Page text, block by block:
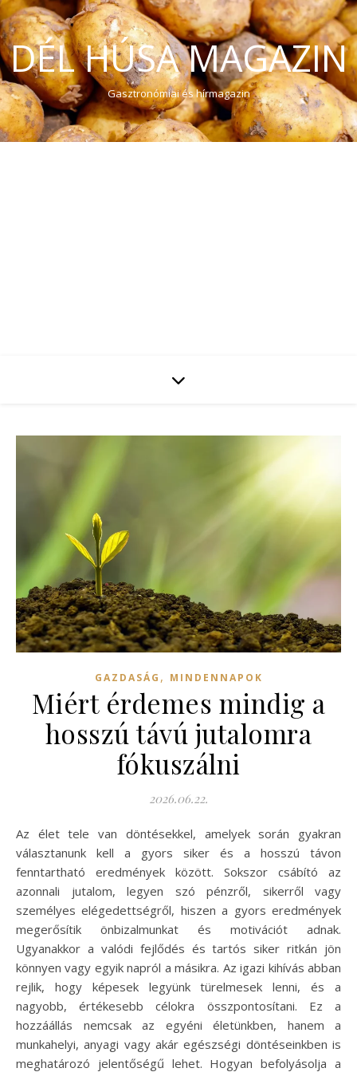
DÉL HÚSA MAGAZIN
Gasztronómiai és hírmagazin
GAZDASÁG , MINDENNAPOK
Miért érdemes mindig a
hosszú távú jutalomra
fókuszálni
2026.06.22.
Az élet tele van döntésekkel, amelyek során gyakran
választanunk kell a gyors siker és a hosszú távon
fenntartható eredmények között. Sokszor csábító az
azonnali jutalom, legyen szó pénzről, sikerről vagy
személyes elégedettségről, hiszen a gyors eredmények
megerősítik önbizalmunkat és motivációt adnak.
Ugyanakkor a valódi fejlődés és tartós siker ritkán jön
könnyen vagy egyik napról a másikra. Az igazi kihívás abban
rejlik, hogy képesek legyünk türelmesek lenni, és a
nagyobb, értékesebb célokra összpontosítani. Ez a
hozzáállás nemcsak az egyéni életünkben, hanem a
munkahelyi, anyagi vagy akár egészségi döntéseinkben is
meghatározó jelentőségű lehet. Hogyan befolyásolja a